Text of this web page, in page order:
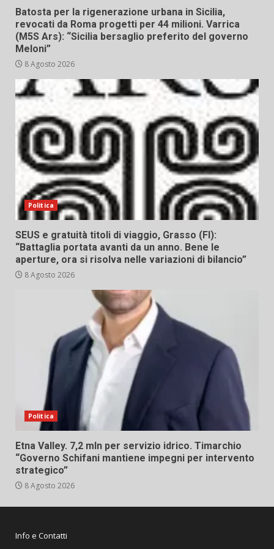
Batosta per la rigenerazione urbana in Sicilia,
revocati da Roma progetti per 44 milioni. Varrica
(M5S Ars): “Sicilia bersaglio preferito del governo
Meloni”
8 Agosto 2026
Politica
SEUS e gratuità titoli di viaggio, Grasso (FI):
“Battaglia portata avanti da un anno. Bene le
aperture, ora si risolva nelle variazioni di bilancio”
8 Agosto 2026
Politica
Etna Valley. 7,2 mln per servizio idrico. Timarchio
“Governo Schifani mantiene impegni per intervento
strategico”
8 Agosto 2026
Info e Contatti